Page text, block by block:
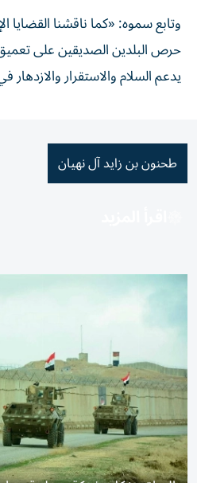
وتابع سموه: «كما ناقشنا القضايا
حرص البلدين الصديقين على تعميق
يدعم السلام والاستقرار والازدهار
طحنون بن زايد آل نهيان